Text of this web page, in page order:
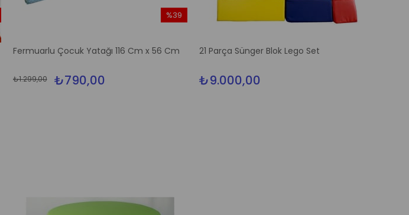
Fermuarlu Çocuk Yatağı 116 Cm x 56 Cm
₺790,00
₺1.299,00
%39
%39İndirim
21 Parça Sünger Blok Lego Set
₺9.000,00